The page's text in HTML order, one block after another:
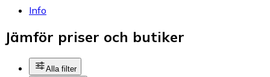
Info
Jämför priser och butiker
Alla filter